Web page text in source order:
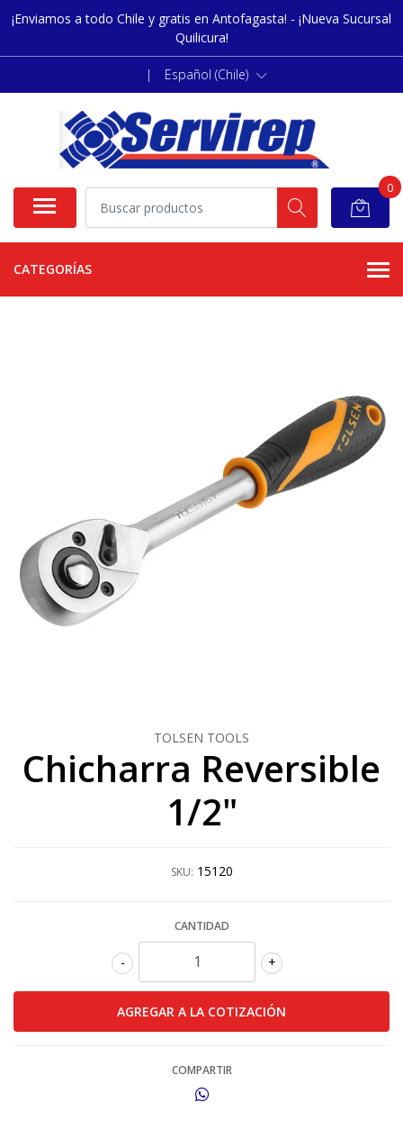
¡Enviamos a todo Chile y gratis en Antofagasta! - ¡Nueva Sucursal
Quilicura!
| Español (Chile)
0
CATEGORÍAS
TOLSEN TOOLS
Chicharra Reversible
1/2"
SKU: 15120
CANTIDAD
+
-
COMPARTIR